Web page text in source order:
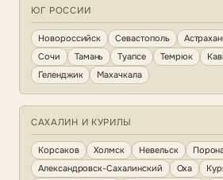
ЮГ РОССИИ
Новороссийск Севастополь
Сочи
Тамань Туапсе Темрюк
Геленджик
Махачкала
САХАЛИН И КУРИЛЫ
Корсаков Холмск Невельск
Александровск-Сахалинский
Оха